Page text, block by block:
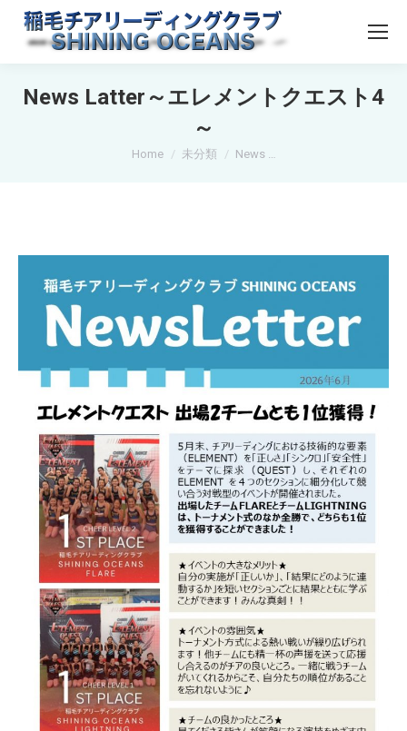
News Latter～エレメントクエスト4
～
You are here:
Home 未分類 News …